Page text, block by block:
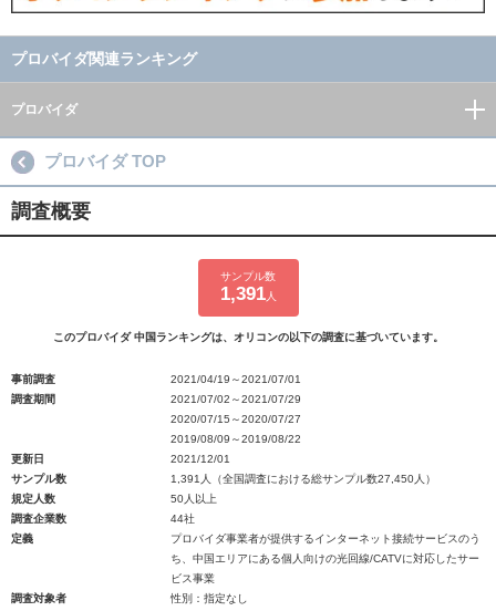
プロバイダ関連ランキング
プロバイダ
プロバイダ TOP
調査概要
サンプル数
1,391人
このプロバイダ 中国ランキングは、オリコンの以下の調査に基づいています。
事前調査
2021/04/19～2021/07/01
調査期間
2021/07/02～2021/07/29
2020/07/15～2020/07/27
2019/08/09～2019/08/22
更新日
2021/12/01
サンプル数
1,391人（全国調査における総サンプル数27,450人）
規定人数
50人以上
調査企業数
44社
定義
プロバイダ事業者が提供するインターネット接続サービスのう
ち、中国エリアにある個人向けの光回線/CATVに対応したサー
ビス事業
調査対象者
性別：指定なし